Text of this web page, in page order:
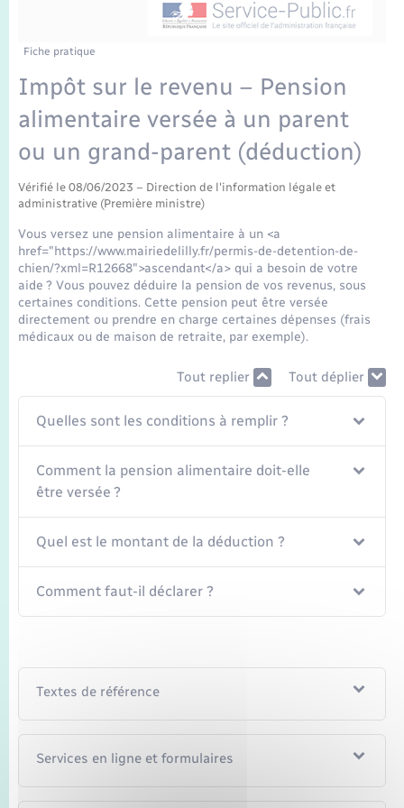
Mariage – PACS
Parrainage civil
Fiche pratique
Impôt sur le revenu – Pension
alimentaire versée à un parent
ou un grand-parent (déduction)
Vérifié le 08/06/2023 – Direction de l'information légale et
administrative (Première ministre)
Vous versez une pension alimentaire à un <a
href="https://www.mairiedelilly.fr/permis-de-detention-de-
chien/?xml=R12668">ascendant</a> qui a besoin de votre
aide ? Vous pouvez déduire la pension de vos revenus, sous
certaines conditions. Cette pension peut être versée
directement ou prendre en charge certaines dépenses (frais
médicaux ou de maison de retraite, par exemple).
Tout replier Tout déplier
Quelles sont les conditions à remplir ?
Comment la pension alimentaire doit-elle
être versée ?
Quel est le montant de la déduction ?
Comment faut-il déclarer ?
Textes de référence
Services en ligne et formulaires